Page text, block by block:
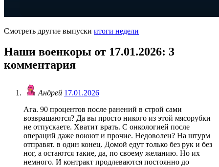
Смотреть другие выпуски итоги недели
Наши военкоры от 17.01.2026: 3
комментария
Андрей 17.01.2026
Ага. 90 процентов после ранений в строй сами
возвращаются? Да вы просто никого из этой мясорубки
не отпускаете. Хватит врать. С онкологией после
операций даже воюют и прочие. Недоволен? На штурм
отправят. в один конец. Домой едут только без рук и без
ног, а остаются такие, да, по своему желанию. Но их
немного. И контракт продлеваются постоянно до